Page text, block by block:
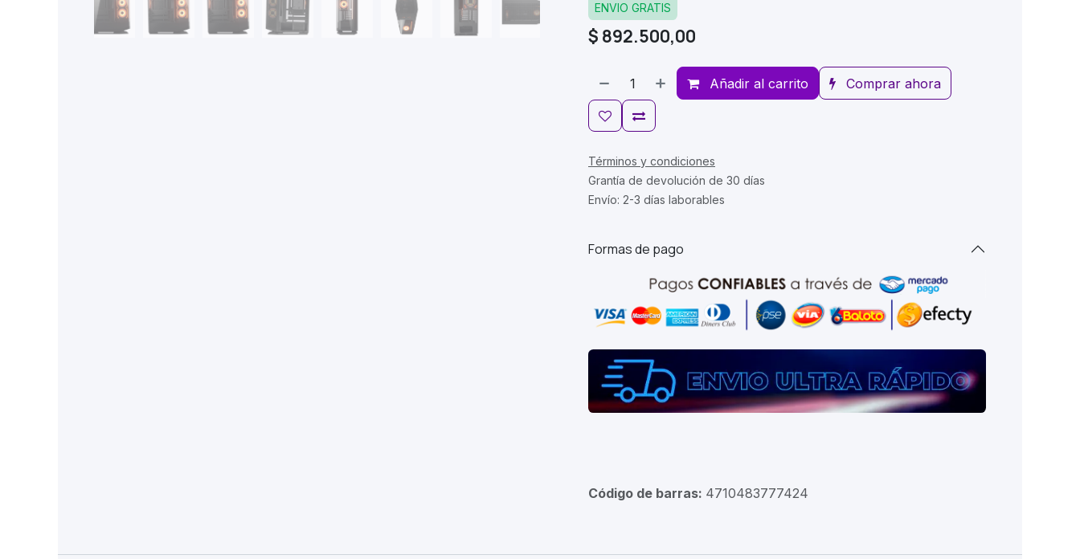
ENVIO GRATIS
$ 892.500,00
Añadir al carrito Comprar ahora
Términos y condiciones
Grantía de devolución de 30 días
Envío: 2-3 días laborables
Formas de pago
Código de barras: 4710483777424